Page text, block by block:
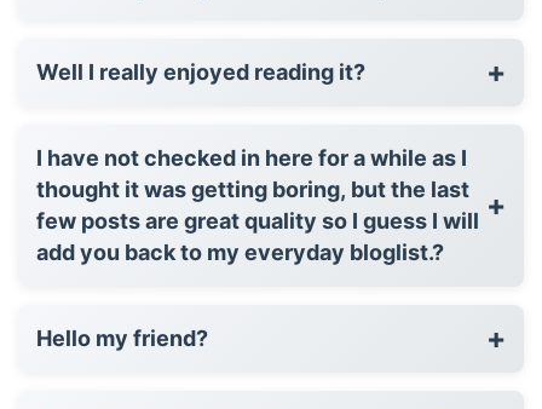
Well I really enjoyed reading it? +
I have not checked in here for a while as I
thought it was getting boring, but the last
few posts are great quality so I guess I will
add you back to my everyday bloglist.?
+
Hello my friend? +